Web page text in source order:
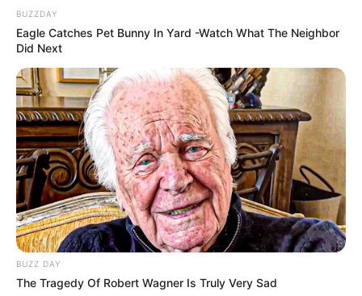
BUZZDAY
Eagle Catches Pet Bunny In Yard -Watch What The Neighbor
Did Next
BUZZ DAY
The Tragedy Of Robert Wagner Is Truly Very Sad